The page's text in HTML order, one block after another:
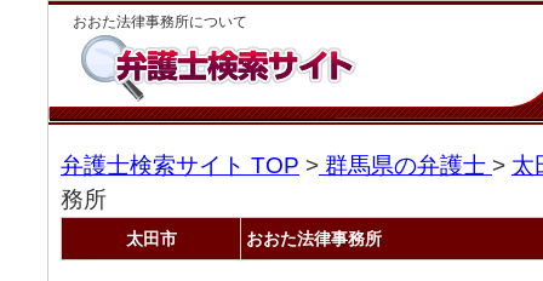
おおた法律事務所について
弁護士検索サイト TOP > 群馬県の弁護士 > 太
務所
太田市 おおた法律事務所